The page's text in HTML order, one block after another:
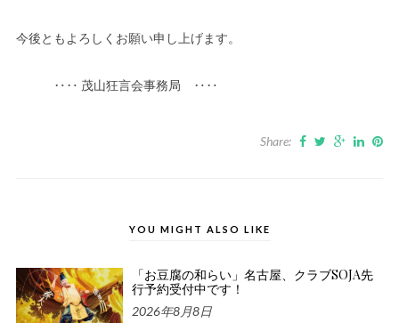
今後ともよろしくお願い申し上げます。
‥‥ 茂山狂言会事務局 ‥‥
Share:
YOU MIGHT ALSO LIKE
「お豆腐の和らい」名古屋、クラブSOJA先
行予約受付中です！
2026年8月8日